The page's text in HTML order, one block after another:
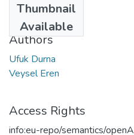
Thumbnail
Available
2005
Authors
Ufuk Durna
Veysel Eren
Access Rights
info:eu-repo/semantics/